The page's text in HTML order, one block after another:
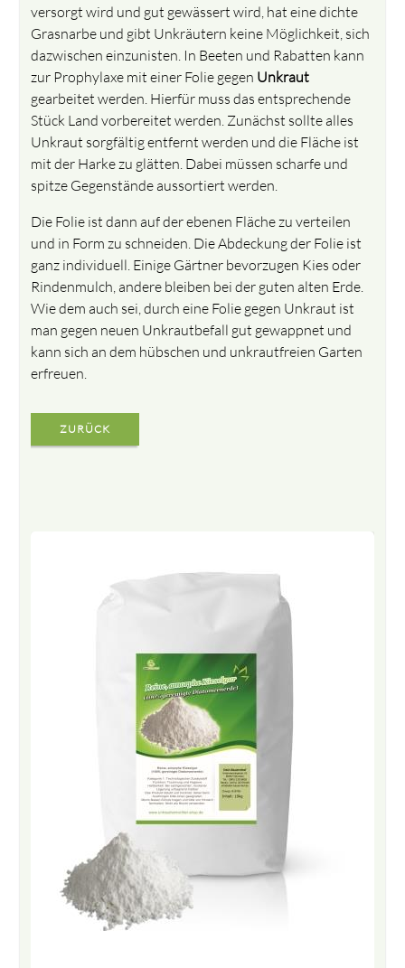
versorgt wird und gut gewässert wird, hat eine dichte
Grasnarbe und gibt Unkräutern keine Möglichkeit, sich
dazwischen einzunisten. In Beeten und Rabatten kann
zur Prophylaxe mit einer Folie gegen Unkraut
gearbeitet werden. Hierfür muss das entsprechende
Stück Land vorbereitet werden. Zunächst sollte alles
Unkraut sorgfältig entfernt werden und die Fläche ist
mit der Harke zu glätten. Dabei müssen scharfe und
spitze Gegenstände aussortiert werden.
Die Folie ist dann auf der ebenen Fläche zu verteilen
und in Form zu schneiden. Die Abdeckung der Folie ist
ganz individuell. Einige Gärtner bevorzugen Kies oder
Rindenmulch, andere bleiben bei der guten alten Erde.
Wie dem auch sei, durch eine Folie gegen Unkraut ist
man gegen neuen Unkrautbefall gut gewappnet und
kann sich an dem hübschen und unkrautfreien Garten
erfreuen.
ZURÜCK